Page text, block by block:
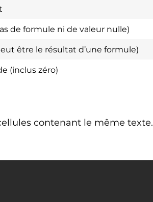
de formule ni de valeur nulle)
être le résultat d’une formule)
(inclus zéro)
contenant le même texte.